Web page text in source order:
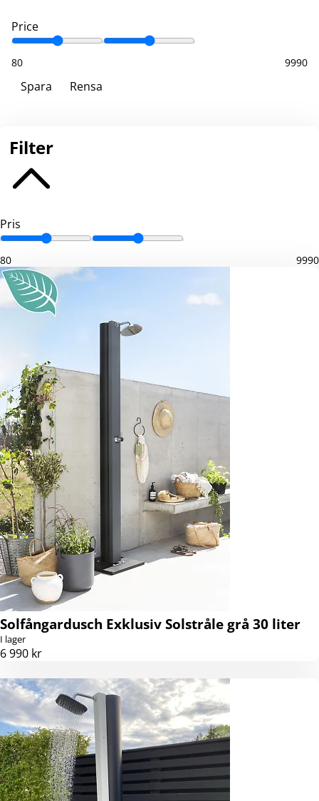
Price
80 9990
Spara Rensa
Filter
Pris
80 9990
Solfångardusch Exklusiv Solstråle grå 30 liter
I lager
6 990 kr